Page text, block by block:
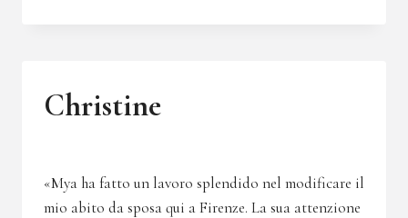
Christine
«Mya ha fatto un lavoro splendido nel modificare il
mio abito da sposa qui a Firenze. La sua attenzione